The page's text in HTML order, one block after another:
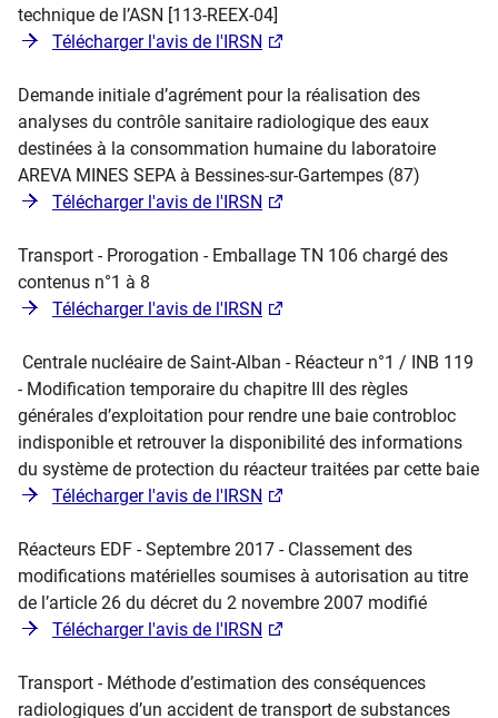
technique de l’ASN [113-REEX-04]
Télécharger l'avis de l'IRSN
Demande initiale d’agrément pour la réalisation des
analyses du contrôle sanitaire radiologique des eaux
destinées à la consommation humaine du laboratoire
AREVA MINES SEPA à Bessines-sur-Gartempes (87)
Télécharger l'avis de l'IRSN
Transport - Prorogation - Emballage TN 106 chargé des
contenus n°1 à 8
Télécharger l'avis de l'IRSN
Centrale nucléaire de Saint-Alban - Réacteur n°1 / INB 119
- Modification temporaire du chapitre III des règles
générales d’exploitation pour rendre une baie controbloc
indisponible et retrouver la disponibilité des informations
du système de protection du réacteur traitées par cette baie
Télécharger l'avis de l'IRSN
Réacteurs EDF - Septembre 2017 - Classement des
modifications matérielles soumises à autorisation au titre
de l’article 26 du décret du 2 novembre 2007 modifié
Télécharger l'avis de l'IRSN
Transport - Méthode d’estimation des conséquences
radiologiques d’un accident de transport de substances